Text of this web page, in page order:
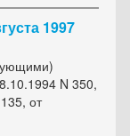
1997
N 350,
от